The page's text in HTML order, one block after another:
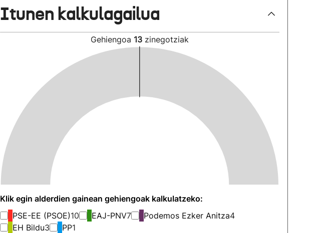
Itunen kalkulagailua
Gehiengoa 13 zinegotziak
Klik egin alderdien gainean gehiengoak kalkulatzeko:
PSE-EE (PSOE)10 EAJ-PNV7 Podemos Ezker Anitza4
EH Bildu3 PP1